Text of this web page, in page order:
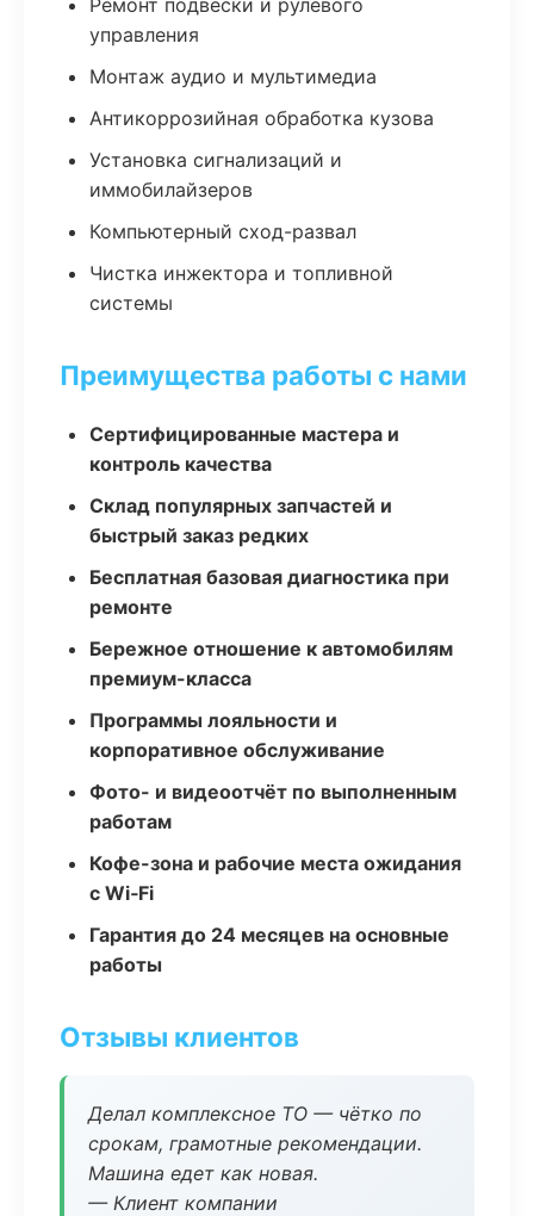
Ремонт подвески и рулевого
управления
Монтаж аудио и мультимедиа
Антикоррозийная обработка кузова
Установка сигнализаций и
иммобилайзеров
Компьютерный сход-развал
Чистка инжектора и топливной
системы
Преимущества работы с нами
Сертифицированные мастера и
контроль качества
Склад популярных запчастей и
быстрый заказ редких
Бесплатная базовая диагностика при
ремонте
Бережное отношение к автомобилям
премиум-класса
Программы лояльности и
корпоративное обслуживание
Фото- и видеоотчёт по выполненным
работам
Кофе-зона и рабочие места ожидания
с Wi‑Fi
Гарантия до 24 месяцев на основные
работы
Отзывы клиентов
Делал комплексное ТО — чётко по
срокам, грамотные рекомендации.
Машина едет как новая.
— Клиент компании